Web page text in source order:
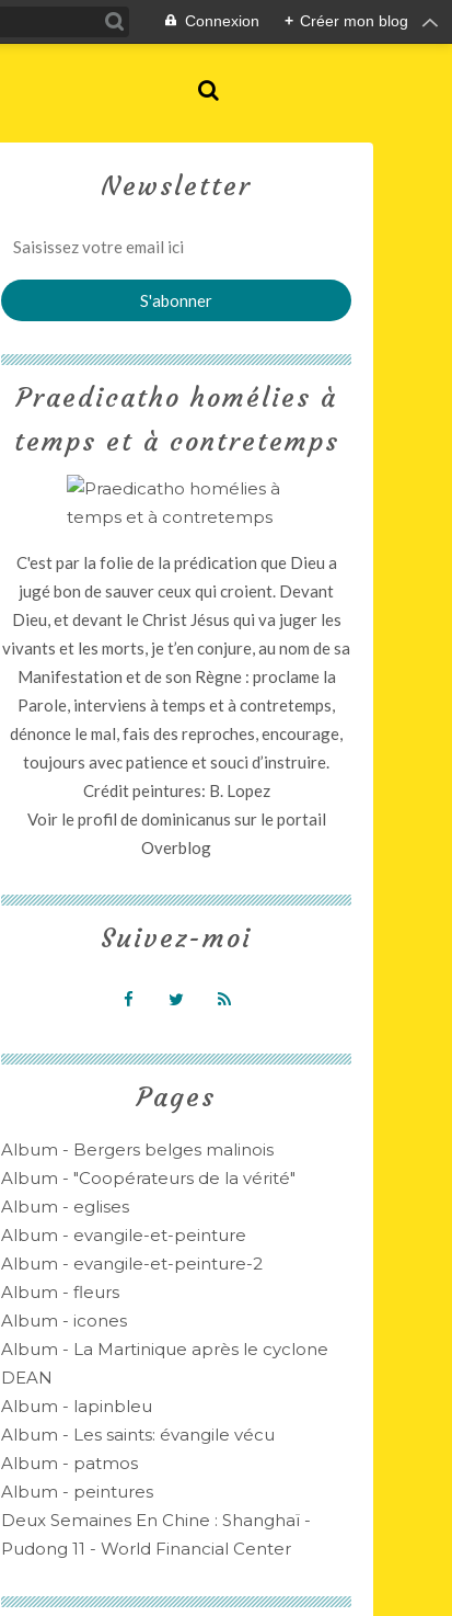
Connexion + Créer mon blog
Newsletter
Pages
Album - Bergers belges malinois
Album - "Coopérateurs de la vérité"
Album - eglises
Album - evangile-et-peinture
Album - evangile-et-peinture-2
Album - fleurs
Album - icones
Album - La Martinique après le cyclone
DEAN
Album - lapinbleu
Album - Les saints: évangile vécu
Album - patmos
Album - peintures
Deux Semaines En Chine : Shanghaï -
Pudong 11 - World Financial Center
Praedicatho homélies à
temps et à contretemps
C'est par la folie de la prédication que Dieu a
jugé bon de sauver ceux qui croient. Devant
Dieu, et devant le Christ Jésus qui va juger les
vivants et les morts, je t’en conjure, au nom de sa
Manifestation et de son Règne : proclame la
Parole, interviens à temps et à contretemps,
dénonce le mal, fais des reproches, encourage,
toujours avec patience et souci d’instruire.
Crédit peintures: B. Lopez
Voir le profil dedominicanus sur le portail
Overblog
Suivez-moi